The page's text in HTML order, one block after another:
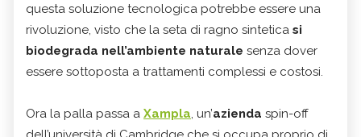
questa soluzione tecnologica potrebbe essere una
rivoluzione, visto che la seta di ragno sintetica si
biodegrada nell’ambiente naturale senza dover
essere sottoposta a trattamenti complessi e costosi.
Ora la palla passa a Xampla, un’azienda spin-off